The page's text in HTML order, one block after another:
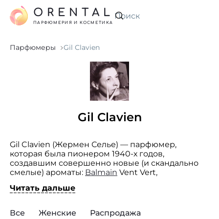
Искать
ORENTAL
ПАРФЮМЕРИЯ И КОСМЕТИКА
Парфюмеры Gil Clavien
Gil Clavien
Gil Clavien (Жермен Селье) — парфюмер,
которая была пионером 1940-х годов,
создавшим совершенно новые (и скандально
смелые) ароматы: Balmain Vent Vert,
в своем роде, и Fracas Роберта Пиге. Женщина,
ароматов находился во власти
Читать дальше
Все Женские Распродажа